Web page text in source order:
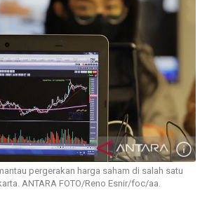
pergerakan harga saham di salah satu
ANTARA FOTO/Reno Esnir/foc/aa.